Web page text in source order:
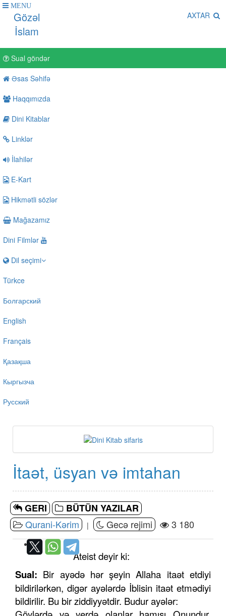
MENU
Gözəl
İslam
AXTAR
Sual göndər
Əsas Səhifə
Haqqımızda
Dini Kitablar
Linklər
İlahilər
E-Kart
Hikmətli sözlər
Mağazamız
Dini Filmlər
Dil seçimi
Türkce
Болгарский
English
Français
Қазақша
Кыргызча
Русский
İtaət, üsyan və imtahan
GERI
BÜTÜN YAZILAR
Qurani-Kərim
| Gecə rejimi 3 180
Ateist deyir ki:
Sual: Bir ayədə hər şeyin Allaha itaət etdiyi
bildirilərkən, digər ayələrdə İblisin itaət etmədiyi
bildirilir. Bu bir ziddiyyətdir. Budur ayələr: